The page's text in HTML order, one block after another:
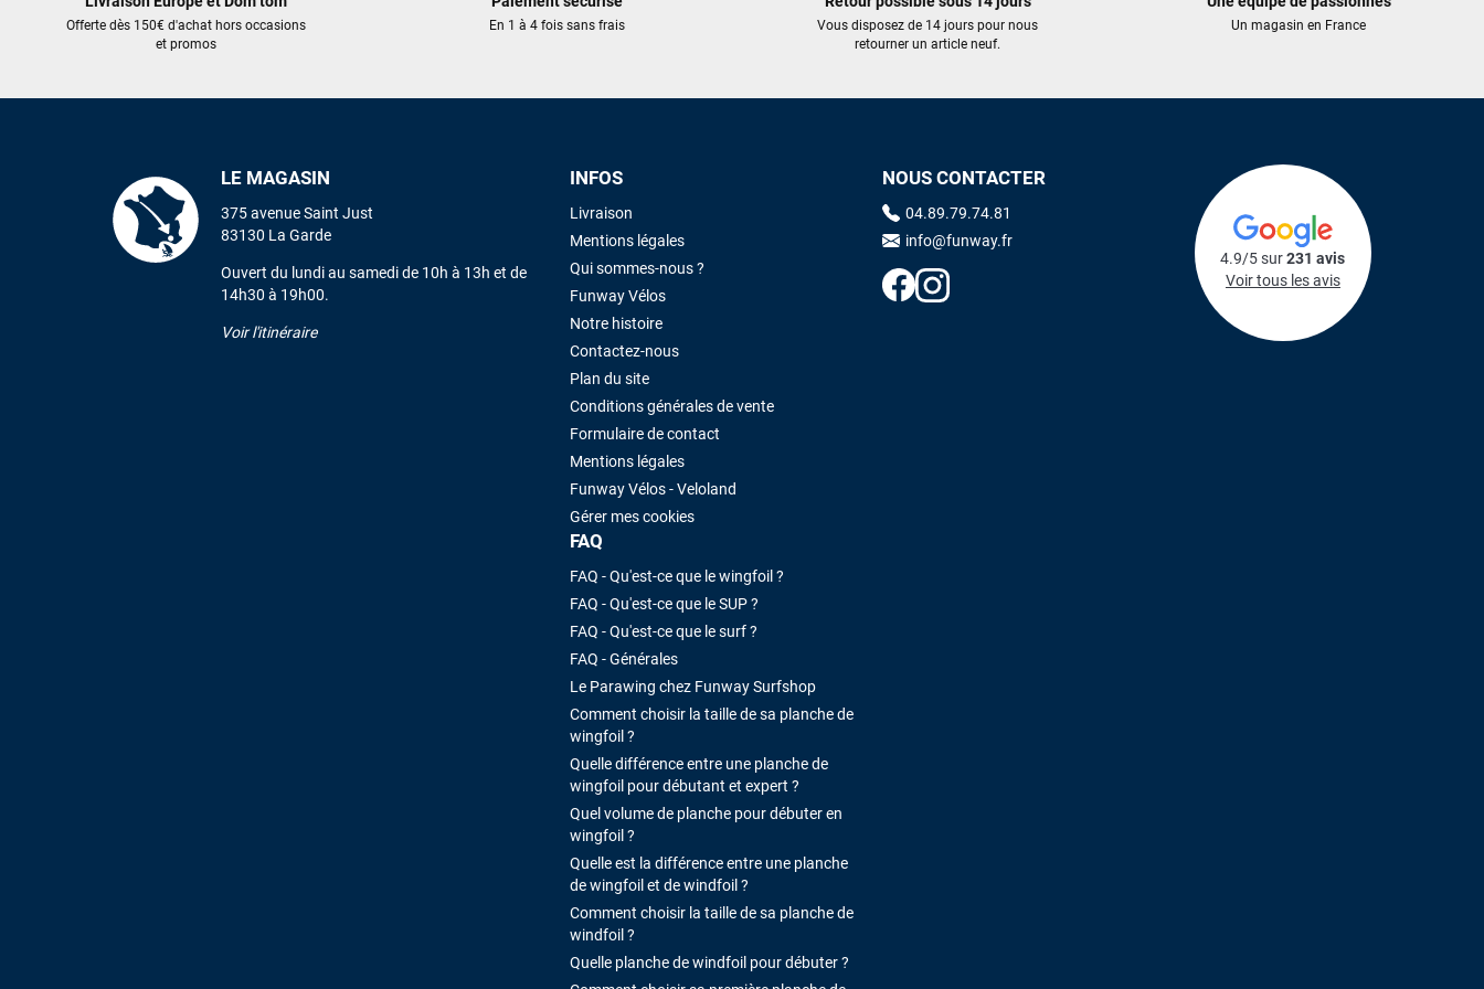
Offerte dès 150€ d'achat hors occasions
et promos
En 1 à 4 fois sans frais
Vous disposez de 14 jours pour nous
retourner un article neuf.
Un magasin en France
LE MAGASIN
375 avenue Saint Just
83130 La Garde
Ouvert du lundi au samedi de 10h à 13h et de
14h30 à 19h00.
Voir l'itinéraire
INFOS
Livraison
Mentions légales
Qui sommes-nous ?
Funway Vélos
Notre histoire
Contactez-nous
Plan du site
Conditions générales de vente
Formulaire de contact
Mentions légales
Funway Vélos - Veloland
Gérer mes cookies
FAQ
FAQ - Qu'est-ce que le wingfoil ?
FAQ - Qu'est-ce que le SUP ?
FAQ - Qu'est-ce que le surf ?
FAQ - Générales
Le Parawing chez Funway Surfshop
Comment choisir la taille de sa planche de
wingfoil ?
Quelle différence entre une planche de
wingfoil pour débutant et expert ?
Quel volume de planche pour débuter en
wingfoil ?
Quelle est la différence entre une planche
de wingfoil et de windfoil ?
Comment choisir la taille de sa planche de
windfoil ?
Quelle planche de windfoil pour débuter ?
NOUS CONTACTER
04.89.79.74.81
info@funway.fr
4.9/5 sur231 avis
Voir tous les avis
il y a 2 mois